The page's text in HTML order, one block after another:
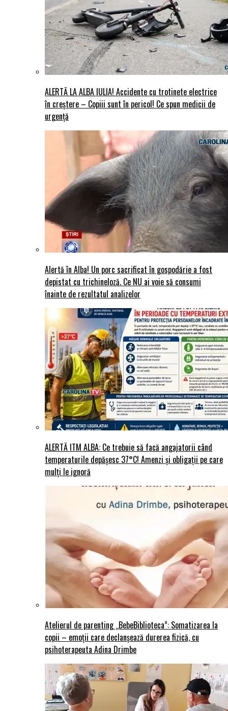
ALERTĂ LA ALBA IULIA! Accidente cu trotinete electrice
în creștere – Copiii sunt în pericol! Ce spun medicii de
urgență
Alertă în Alba! Un porc sacrificat în gospodărie a fost
depistat cu trichineloză. Ce NU ai voie să consumi
înainte de rezultatul analizelor
ALERTĂ ITM ALBA: Ce trebuie să facă angajatorii când
temperaturile depășesc 37°C! Amenzi și obligații pe care
mulți le ignoră
Atelierul de parenting „BebeBiblioteca”: Somatizarea la
copii – emoții care declanșează durerea fizică, cu
psihoterapeuta Adina Drimbe